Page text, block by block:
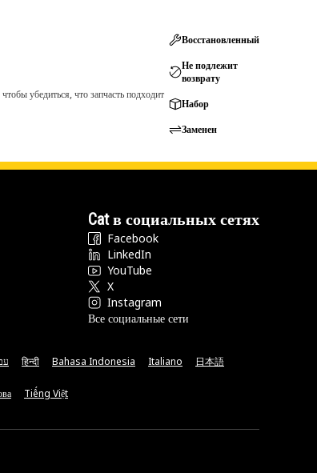
убедиться, что запчасть подходит
Восстановленный
Не подлежит
возврату
Набор
Заменен
Cat в социальных сетях
Facebook
LinkedIn
YouTube
X
Instagram
Все социальные сети
हिन्दी Bahasa Indonesia Italiano 日本語
Tiếng Việt